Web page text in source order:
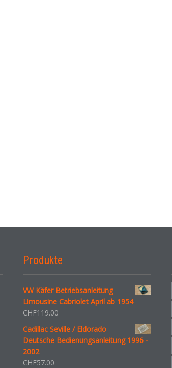
Produkte
VW Käfer Betriebsanleitung
Limousine Cabriolet April ab 1954
CHF119.00
Cadillac Seville / Eldorado
Deutsche Bedienungsanleitung 1996 -
2002
CHF57.00